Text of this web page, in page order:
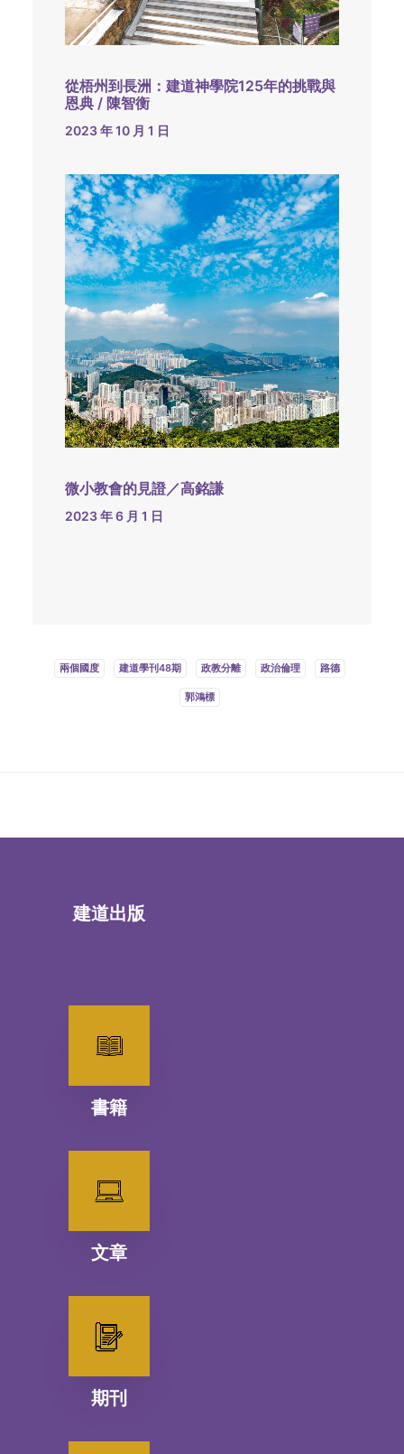
從梧州到長洲：建道神學院125年的挑戰與
恩典 / 陳智衡
2023 年 10 月 1 日
微小教會的見證／高銘謙
2023 年 6 月 1 日
兩個國度 建道學刊48期 政教分離 政治倫理 路德
郭鴻標
建道出版
書籍
文章
期刊